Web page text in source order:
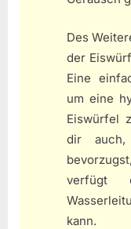
Des
der
Eine
um eine
Eiswürfel
dir
verfügt
kann.